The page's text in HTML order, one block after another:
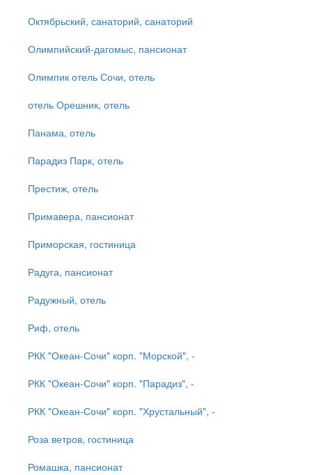
Октябрьский, санаторий, санаторий
Олимпийский-дагомыс, пансионат
Олимпик отель Сочи, отель
отель Орешник, отель
Панама, отель
Парадиз Парк, отель
Престиж, отель
Примавера, пансионат
Приморская, гостиница
Радуга, пансионат
Радужный, отель
Риф, отель
РКК "Океан-Сочи" корп. "Морской", -
РКК "Океан-Сочи" корп. "Парадиз", -
РКК "Океан-Сочи" корп. "Хрустальный", -
Роза ветров, гостиница
Ромашка, пансионат